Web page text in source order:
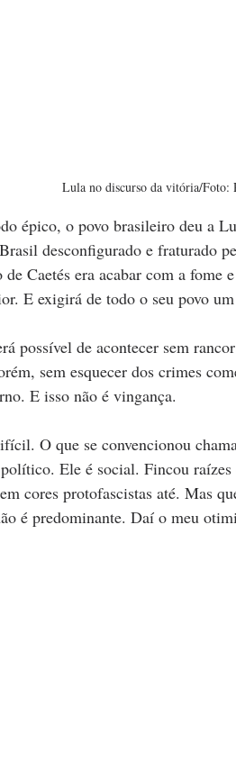
Lula no discurso da vitória/Foto:
épico, o povo brasileiro deu a
desconfigurado e fraturado
de Caetés era acabar com a fome
E exigirá de todo o seu povo
possível de acontecer sem
sem esquecer dos crimes
E isso não é vingança.
O que se convencionou
Ele é social. Fincou raízes
cores protofascistas até. Mas
é predominante. Daí o meu